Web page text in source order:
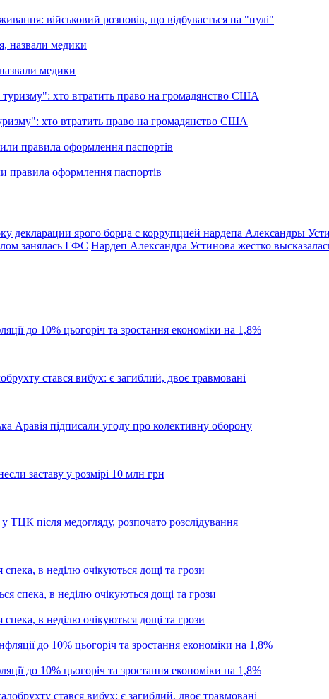
військовий розповів, що відбувається на "нулі"
медики
хто втратить право на громадянство США
правила оформлення паспортів
ярого борца с коррупцией нардепа Александры
занялась ГФС Нардеп Александра Устинова жестко
до 10% цьогоріч та зростання економіки на 1,8%
стався вибух: є загиблий, двоє травмовані
Аравія підписали угоду про колективну оборону
заставу у розмірі 10 млн грн
після медогляду, розпочато розслідування
в неділю очікуються дощі та грози
в неділю очікуються дощі та грози
до 10% цьогоріч та зростання економіки на 1,8%